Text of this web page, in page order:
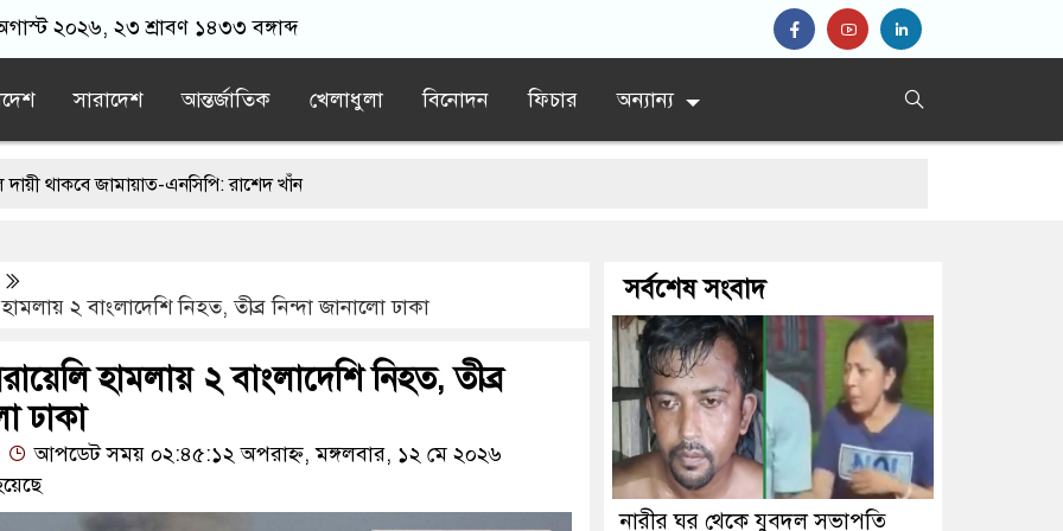
২০২৬, ২৩ শ্রাবণ ১৪৩৩ বঙ্গাব্দ
সারাদেশ আন্তর্জাতিক খেলাধুলা বিনোদন ফিচার অন্যান্য
এনসিপি: রাশেদ খাঁন
হামলা চালাতে পারে রাশিয়া
মব সৃষ্টির সুযোগ নিতে পারে আওয়ামী লীগ: রাশেদ খাঁন
২ বাংলাদেশি নিহত, তীব্র নিন্দা জানালো ঢাকা
হামলায় ২ বাংলাদেশি নিহত, তীব্র
ঢাকা
আপডেট সময় ০২:৪৫:১২ অপরাহ্ন, মঙ্গলবার, ১২ মে ২০২৬
সর্বশেষ সংবাদ
নারীর ঘর থেকে যুবদল সভাপতি